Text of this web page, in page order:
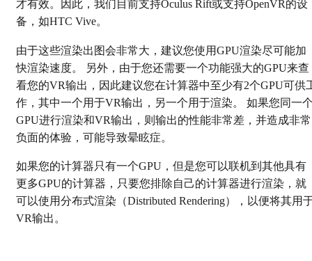
才有效。因此，我们目前支持Oculus Rift或支持OpenVR的设
备，如HTC Vive。
由于这些渲染出图会非常大，建议您使用GPU渲染尽可能加
快渲染速度。 另外，由于您还需要一个功能强大的GPU来查
看您的VR输出，因此建议您在计算器中至少有2个GPU可供
作，其中一个用于VR输出，另一个用于渲染。 如果您同一
GPU进行渲染和VR输出，则输出的性能非常差，并造成非常
负面的体验，可能导致晕眩症。
如果您的计算器只有一个GPU，但是您可以联机到其他具有
更多GPU的计算器，只要您排除自己的计算器进行渲染，就
可以使用分布式渲染（Distributed Rendering），以便将其用
VR输出。